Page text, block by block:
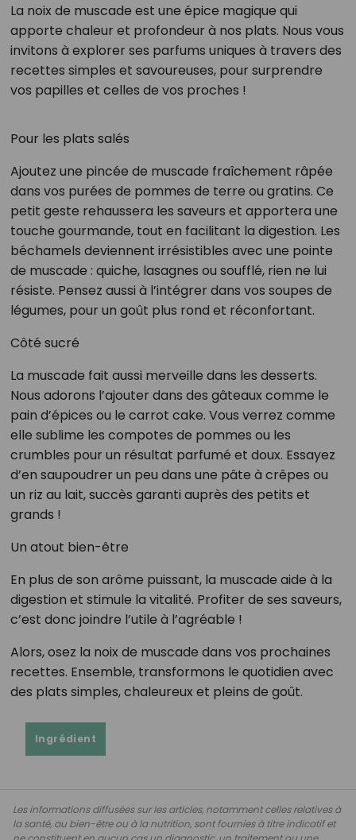
La noix de muscade est une épice magique qui
apporte chaleur et profondeur à nos plats. Nous vous
invitons à explorer ses parfums uniques à travers des
recettes simples et savoureuses, pour surprendre
vos papilles et celles de vos proches !
Pour les plats salés
Ajoutez une pincée de muscade fraîchement râpée
dans vos purées de pommes de terre ou gratins. Ce
petit geste rehaussera les saveurs et apportera une
touche gourmande, tout en facilitant la digestion. Les
béchamels deviennent irrésistibles avec une pointe
de muscade : quiche, lasagnes ou soufflé, rien ne lui
résiste. Pensez aussi à l’intégrer dans vos soupes de
légumes, pour un goût plus rond et réconfortant.
Côté sucré
La muscade fait aussi merveille dans les desserts.
Nous adorons l’ajouter dans des gâteaux comme le
pain d’épices ou le carrot cake. Vous verrez comme
elle sublime les compotes de pommes ou les
crumbles pour un résultat parfumé et doux. Essayez
d’en saupoudrer un peu dans une pâte à crêpes ou
un riz au lait, succès garanti auprès des petits et
grands !
Un atout bien-être
En plus de son arôme puissant, la muscade aide à la
digestion et stimule la vitalité. Profiter de ses saveurs,
c’est donc joindre l’utile à l’agréable !
Alors, osez la noix de muscade dans vos prochaines
recettes. Ensemble, transformons le quotidien avec
des plats simples, chaleureux et pleins de goût.
Ingrédient
Les informations diffusées sur les articles, notamment celles relatives à
la santé, au bien-être ou à la nutrition, sont fournies à titre indicatif et